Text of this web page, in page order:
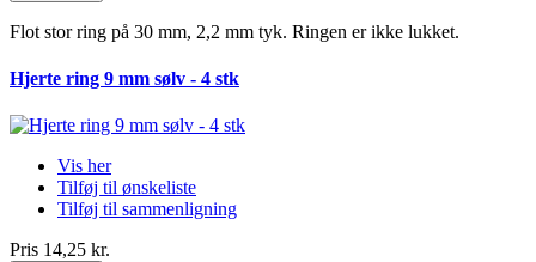
Flot stor ring på 30 mm, 2,2 mm tyk. Ringen er ikke lukket.
Hjerte ring 9 mm sølv - 4 stk
Vis her
Tilføj til ønskeliste
Tilføj til sammenligning
Pris 14,25 kr.